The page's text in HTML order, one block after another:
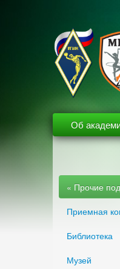
Об
« Прочие
Приемная
Библиотека
Музей